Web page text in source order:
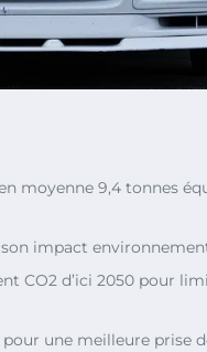
moyenne 9,4 tonnes
son impact
CO2 d’ici 2050 pour
pour une meilleure prise